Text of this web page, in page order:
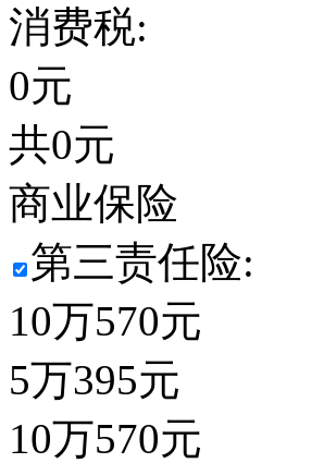
消费税:
0元
共0元
商业保险
第三责任险:
10万570元
5万395元
10万570元